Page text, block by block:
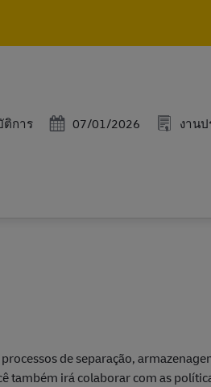
ติการ Posted Date
07/01/2026 งานป
de separação,
também irá colaborar com as